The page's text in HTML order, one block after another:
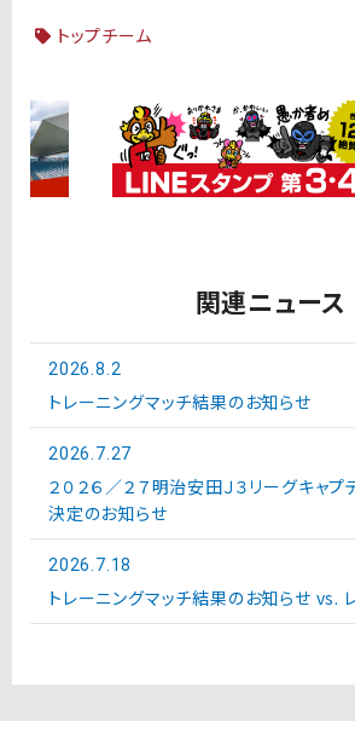
トップチーム
関連ニュース
2026.8.2
トレーニングマッチ結果のお知らせ
2026.7.27
２０２６／２７明治安田Ｊ３リーグキャプ
決定のお知らせ
2026.7.18
トレーニングマッチ結果のお知らせ vs.